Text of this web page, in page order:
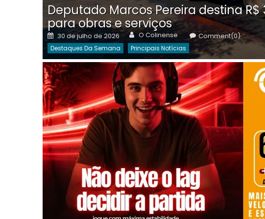
Deputado Marcos Pereira destina R$
para obras e serviços
Posted
on
30 de julho de 2026 Author
O Colinense Comment(0)
Destaques Da Semana Principais Notícias